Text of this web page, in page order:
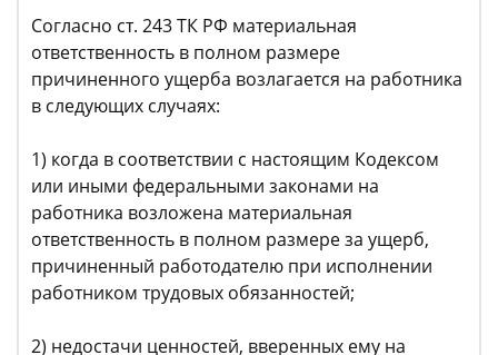
Согласно ст. 243 ТК РФ материальная
ответственность в полном размере
причиненного ущерба возлагается на работника
в следующих случаях:
1) когда в соответствии с настоящим Кодексом
или иными федеральными законами на
работника возложена материальная
ответственность в полном размере за ущерб,
причиненный работодателю при исполнении
работником трудовых обязанностей;
2) недостачи ценностей, вверенных ему на